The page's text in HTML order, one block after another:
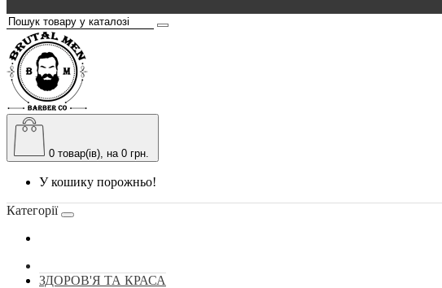
0 товар(ів), на 0 грн.
У кошику порожньо!
Категорії
ЗДОРОВ'Я ТА КРАСА